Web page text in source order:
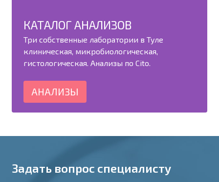
КАТАЛОГ АНАЛИЗОВ
Три собственные лаборатории в Туле
клиническая, микробиологическая,
гистологическая. Анализы по Cito.
АНАЛИЗЫ
Задать вопрос специалисту